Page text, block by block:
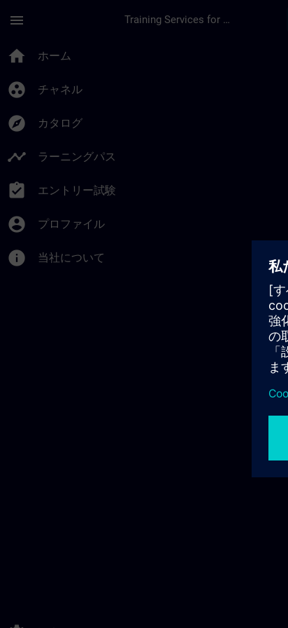
menu Training Services for Digital Industries
home ホーム
group_work チャネル
explore カタログ
timeline ラーニングパス
assignment_turned_in エントリー試験
account_circle プロファイル
info 当社について